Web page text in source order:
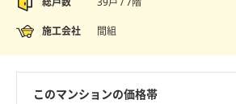
施工会社 間組
このマンションの価格帯